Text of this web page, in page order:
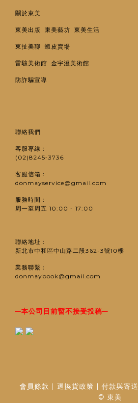
關於東美
東美出版 東美藝坊 東美生活
東扯美聊 蝦皮賣場
雷驤美術館 金宇澄美術館
防詐騙宣導
聯絡我們
客服專線：
(02)8245-3736
客服信箱：
donmayservice@gmail.com
服務時間：
周一至周五 10:00 - 17:00
聯絡地址：
新北市中和區中山路二段362-3號10樓
業務聯繫：
donmaybook@gmail.com
─本公司目前暫不接受投稿─
會員條款 | 退換貨政策 | 付款與寄送
© 東美